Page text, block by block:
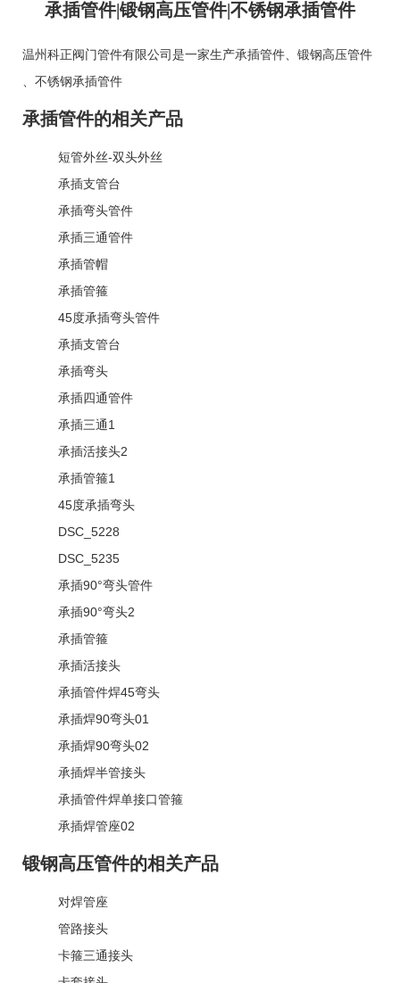
承插管件|锻钢高压管件|不锈钢承插管件
温州科正阀门管件有限公司是一家生产承插管件
锻钢高压管件
不锈钢承插管件
承插管件的相关产品
短管外丝-双头外丝
承插支管台
承插弯头管件
承插三通管件
承插管帽
承插管箍
45度承插弯头管件
承插支管台
承插弯头
承插四通管件
承插三通1
承插活接头2
承插管箍1
45度承插弯头
DSC_5228
DSC_5235
承插90°弯头管件
承插90°弯头2
承插管箍
承插活接头
承插管件焊45弯头
承插焊90弯头01
承插焊90弯头02
承插焊半管接头
承插管件焊单接口管箍
承插焊管座02
锻钢高压管件的相关产品
对焊管座
管路接头
卡箍三通接头